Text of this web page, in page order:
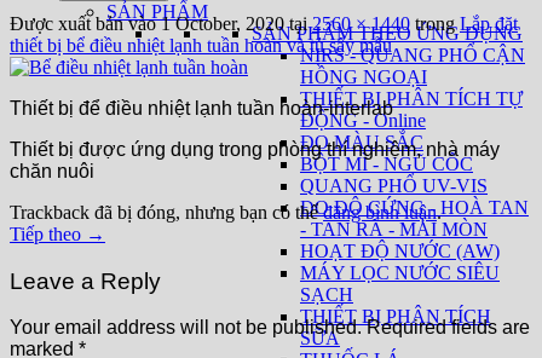
SẢN PHẨM
SẢN PHẨM THEO ỨNG DỤNG
NIRS - QUANG PHỔ CẬN
HỒNG NGOẠI
THIẾT BỊ PHÂN TÍCH TỰ
ĐỘNG - Online
ĐO MÀU SẮC
BỘT MÌ - NGŨ CỐC
QUANG PHỔ UV-VIS
ĐO ĐỘ CỨNG - HOÀ TAN
- TAN RÃ - MÀI MÒN
HOẠT ĐỘ NƯỚC (AW)
MÁY LỌC NƯỚC SIÊU
SẠCH
THIẾT BỊ PHÂN TÍCH
SỮA
Được xuất bản vào1 October, 2020tại2560 × 1440 trongLắp đặt
thiết bị bể điều nhiệt lạnh tuần hoàn và tủ sấy mẫu
Thiết bị để điều nhiệt lạnh tuần hoàn-interlab
Thiết bị được ứng dụng trong phòng thí nghiệm, nhà máy
chăn nuôi
Trackback đã bị đóng, nhưng bạn có thểđăng bình luận.
Tiếp theo →
Leave a Reply
Your email address will not be published. Required fields are
marked *